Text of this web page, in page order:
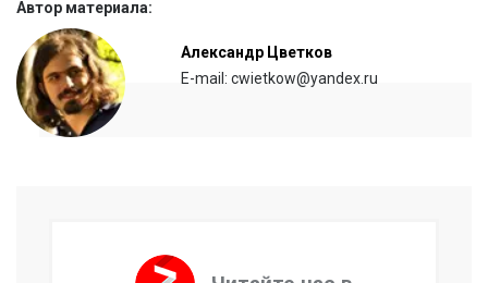
Автор материала:
Александр Цветков
E-mail: cwietkow@yandex.ru